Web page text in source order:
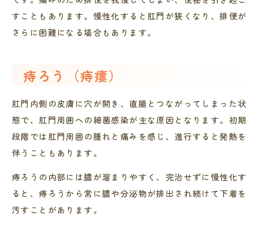
すこともあります。慢性化すると肛門が狭くなり、排便が
さらに困難になる場合もあります。
痔ろう（痔瘻）
肛門内側の皮膚に穴が開き、直腸とつながってしまった状
態で、肛門周囲への細菌感染が主な原因となります。初期
段階では肛門周囲の腫れと痛みを感じ、進行すると発熱を
伴うこともあります。
痔ろうの内部には膿が溜まりやすく、完治せずに慢性化す
ると、痔ろうから常に膿や分泌物が排出され続けて下着を
汚すことがあります。